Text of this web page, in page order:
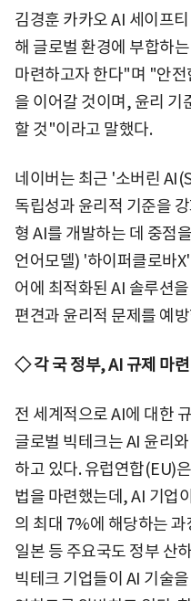
김경훈 카카오 AI 세이프
해 글로벌 환경에 부합하
마련하고자 한다"며 "안전
을 이어갈 것이며, 윤리 기
할 것"이라고 말했다.
네이버는 최근 '소버린
독립성과 윤리적 기준을
형 AI를 개발하는 데 중점
언어모델) '하이퍼클로바
어에 최적화된 AI 솔루션
편견과 윤리적 문제를 예
◇ 각 국 정부, AI 규제 마
전 세계적으로 AI에 대한
글로벌 빅테크는 AI 윤리
하고 있다. 유럽연합(EU)
법을 마련했는데, AI 기업
의 최대 7%에 해당하는
일본 등 주요국도 정부 산
빅테크 기업들이 AI 기술